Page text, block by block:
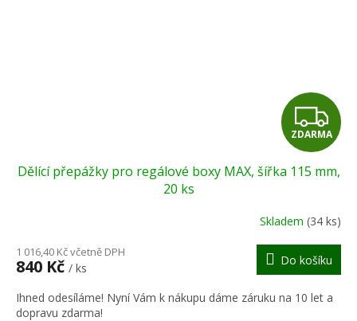
Z
D
A
R
M
A
ZDARMA
Dělící přepážky pro regálové boxy MAX, šířka 115 mm,
20 ks
Skladem (34 ks)
1 016,40 Kč včetně DPH
840 Kč / ks
Do košíku
Ihned odesíláme! Nyní Vám k nákupu dáme záruku na 10 let a
dopravu zdarma!